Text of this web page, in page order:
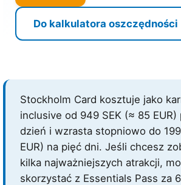
Do kalkulatora oszczędności
Stockholm Card kosztuje jako
inclusive od 949 SEK (≈ 85 EUR)
dzień i wzrasta stopniowo do
EUR) na pięć dni. Jeśli chcesz
kilka najważniejszych atrakcji,
skorzystać z Essentials Pass za